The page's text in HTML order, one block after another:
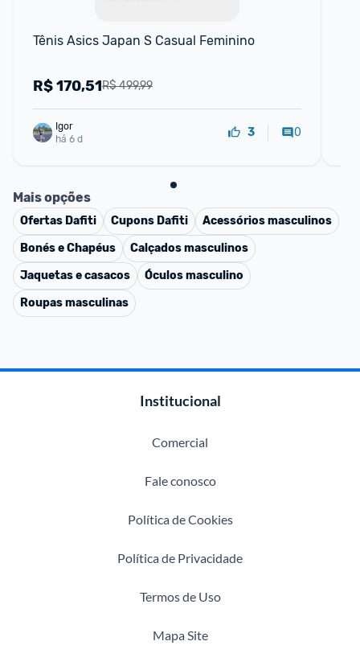
Tênis Asics Japan S Casual Feminino
R$ 499,99
R$170,51
Igor
há 6 d
3 0
Mais opções
Ofertas Dafiti Cupons Dafiti
Acessórios masculinos
Bonés e Chapéus
Calçados masculinos
Jaquetas e casacos
Óculos masculino
Roupas masculinas
Institucional
Comercial
Fale conosco
Política de Cookies
Política de Privacidade
Termos de Uso
Mapa Site